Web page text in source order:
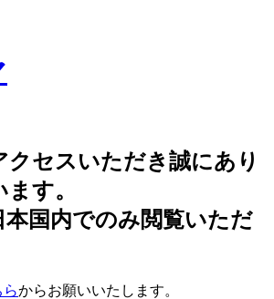
クセスいただき誠にあり
す。
国内でのみ閲覧いただ
らからお願いいたします。